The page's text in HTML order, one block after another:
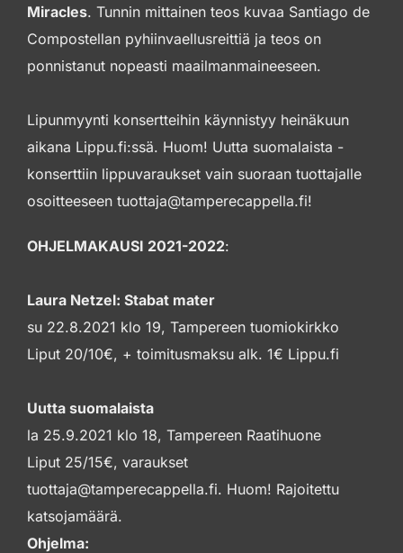
Miracles. Tunnin mittainen teos kuvaa Santiago de
Compostellan pyhiinvaellusreittiä ja teos on
ponnistanut nopeasti maailmanmaineeseen.
Lipunmyynti konsertteihin käynnistyy heinäkuun
aikana Lippu.fi:ssä. Huom! Uutta suomalaista -
konserttiin lippuvaraukset vain suoraan tuottajalle
osoitteeseen tuottaja@tamperecappella.fi!
OHJELMAKAUSI 2021-2022:
Laura Netzel: Stabat mater
su 22.8.2021 klo 19, Tampereen tuomiokirkko
Liput 20/10€, + toimitusmaksu alk. 1€ Lippu.fi
Uutta suomalaista
la 25.9.2021 klo 18, Tampereen Raatihuone
Liput 25/15€, varaukset
tuottaja@tamperecappella.fi. Huom! Rajoitettu
katsojamäärä.
Ohjelma: